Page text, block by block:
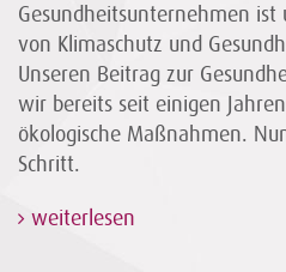
Gesundheitsunternehmen ist
von Klimaschutz und
Unseren Beitrag zur
wir bereits seit einigen
ökologische Maßnahmen.
Schritt.
weiterlesen